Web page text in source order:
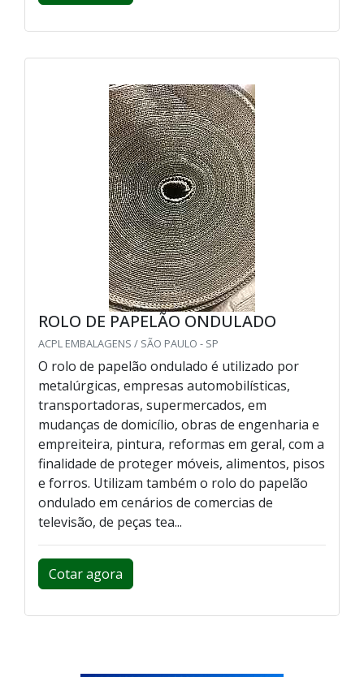
ROLO DE PAPELÃO ONDULADO
ACPL EMBALAGENS / SÃO PAULO - SP
O rolo de papelão ondulado é utilizado por
metalúrgicas, empresas automobilísticas,
transportadoras, supermercados, em
mudanças de domicílio, obras de engenharia e
empreiteira, pintura, reformas em geral, com a
finalidade de proteger móveis, alimentos, pisos
e forros. Utilizam também o rolo do papelão
ondulado em cenários de comercias de
televisão, de peças tea...
Cotar agora